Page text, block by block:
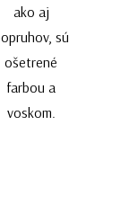
ako aj
sú
ošetrené
farbou a
voskom.